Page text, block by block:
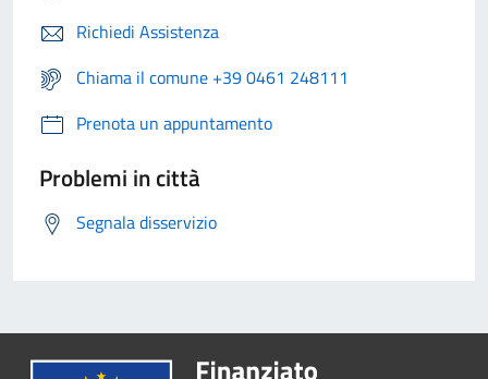
Richiedi Assistenza
Chiama il comune +39 0461 248111
Prenota un appuntamento
Problemi in città
Segnala disservizio